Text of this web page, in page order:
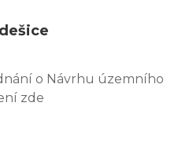
o Návrhu územního
zde